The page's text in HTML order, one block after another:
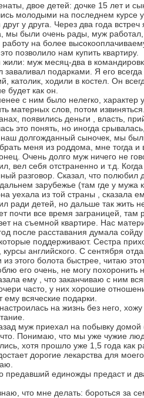
двое детей: дочке 15 лет и
молодыми на последнем курсе
у друга. Через два года
мы были очень рады, муж
на более
позволило нам купить квартиру.
жили: муж месяц-два в
заваливал подарками. Я его
католик, ходили в костел. Он
будет как он.
с ним было нелегко, характер
матерных слов, потом
появились деньги , власть,
это понять, но иногда
долгожданный сыночек, мы
меня из роддома, мне тогда и
Очень долго муж ничего не
вел себя отстраненно и т.д.
разговор. Сказал, что полюбил
зарубежье (там где у мужа
уехала из той страны , сказала
ради детей, но дальше так жить
почти все время заграницей, там
на съемной квартире. Нас
после расставания думала
поддерживают. Сестра
курсы английского. С сентября
из этого болота быстрее, читаю
его очень, не могу
ему , что заканчиваю с ним
часто, у них хорошие
ему всяческие подарки.
на жизнь без него,
муж приехал на побывку
Понимаю, что мы уже чужие
хотя прошло уже 1,5 года как
дорогие лекарства для
предавший единожды предаст и
что мне делать: бороться за